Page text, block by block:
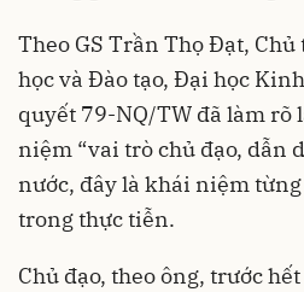
Theo GS Trần Thọ Đạt,
học và Đào tạo, Đại học
quyết 79-NQ/TW đã làm rõ
niệm “vai trò chủ đạo, dẫn
nước, đây là khái niệm
trong thực tiễn.
Chủ đạo, theo ông, trước